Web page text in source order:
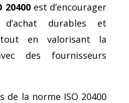
20400est d’encourager
durables et
tout en valorisant la
des fournisseurs
de la norme ISO 20400